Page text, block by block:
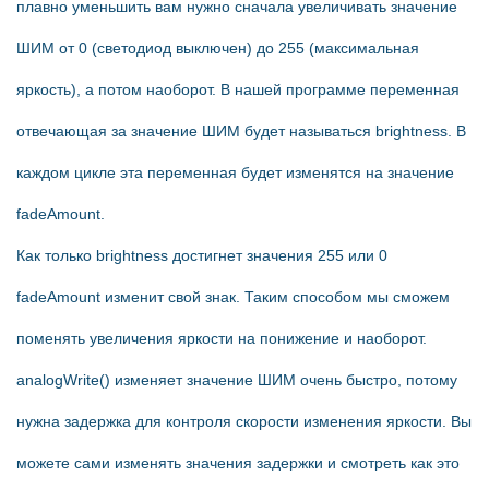
плавно уменьшить вам нужно сначала увеличивать значение
ШИМ от 0 (светодиод выключен) до 255 (максимальная
яркость), а потом наоборот. В нашей программе переменная
отвечающая за значение ШИМ будет называться brightness. В
каждом цикле эта переменная будет изменятся на значение
fadeAmount.
Как только brightness достигнет значения 255 или 0
fadeAmount изменит свой знак. Таким способом мы сможем
поменять увеличения яркости на понижение и наоборот.
analogWrite() изменяет значение ШИМ очень быстро, потому
нужна задержка для контроля скорости изменения яркости. Вы
можете сами изменять значения задержки и смотреть как это